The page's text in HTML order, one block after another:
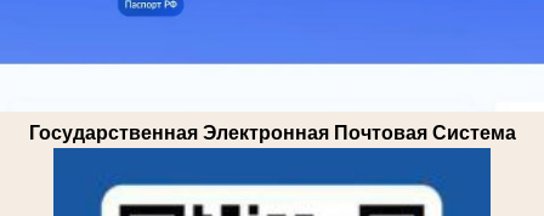
Государственная Электронная Почтовая Система